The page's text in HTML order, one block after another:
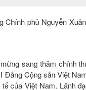
Chính phủ Nguyễn
sang thăm chính
Đảng Cộng sản Việt
của Việt Nam. Lãnh